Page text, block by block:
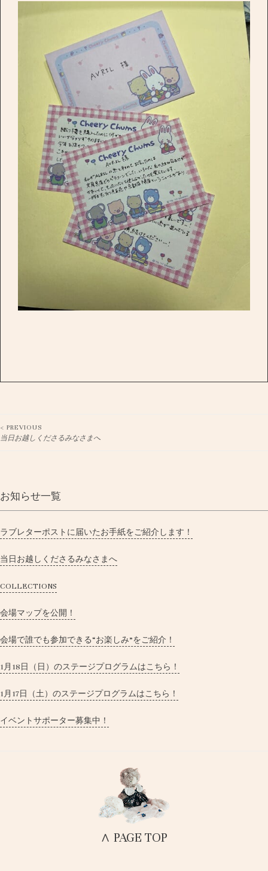
Post
< PREVIOUS
当日お越しくださるみなさまへ
お知らせ一覧
ラブレターポストに届いたお手紙をご紹介します！
当日お越しくださるみなさまへ
COLLECTIONS
会場マップを公開！
会場で誰でも参加できる“お楽しみ”をご紹介！
1月18日（日）のステージプログラムはこちら！
1月17日（土）のステージプログラムはこちら！
イベントサポーター募集中！
∧ PAGE TOP